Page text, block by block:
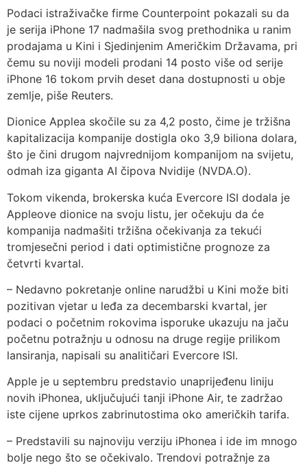
Podaci istraživačke firme Counterpoint pokazali su da
je serija iPhone 17 nadmašila svog prethodnika u ranim
prodajama u Kini i Sjedinjenim Američkim Državama, pri
čemu su noviji modeli prodani 14 posto više od serije
iPhone 16 tokom prvih deset dana dostupnosti u obje
zemlje, piše Reuters.
Dionice Applea skočile su za 4,2 posto, čime je tržišna
kapitalizacija kompanije dostigla oko 3,9 biliona dolara,
što je čini drugom najvrednijom kompanijom na svijetu,
odmah iza giganta AI čipova Nvidije (NVDA.O).
Tokom vikenda, brokerska kuća Evercore ISI dodala je
Appleove dionice na svoju listu, jer očekuju da će
kompanija nadmašiti tržišna očekivanja za tekući
tromjesečni period i dati optimistične prognoze za
četvrti kvartal.
– Nedavno pokretanje online narudžbi u Kini može biti
pozitivan vjetar u leđa za decembarski kvartal, jer
podaci o početnim rokovima isporuke ukazuju na jaču
početnu potražnju u odnosu na druge regije prilikom
lansiranja, napisali su analitičari Evercore ISI.
Apple je u septembru predstavio unaprijeđenu liniju
novih iPhonea, uključujući tanji iPhone Air, te zadržao
iste cijene uprkos zabrinutostima oko američkih tarifa.
– Predstavili su najnoviju verziju iPhonea i ide im mnogo
bolje nego što se očekivalo. Trendovi potražnje za